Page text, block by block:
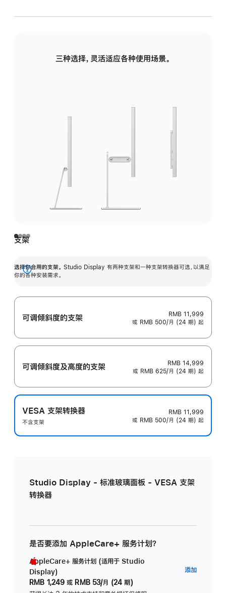
三种选择，灵活适应各种使用场景。
支架
选择你合用的支架。 Studio Display 有两种支架和一种支架转换器可选，以满足
你的各种安装需求。
展
可调倾斜度的支架
RMB 11,999
或 RMB 500/月 (24 期) 起
可调倾斜度及高‍度的支‍架
RMB 14,999
或 RMB 625/月 (24 期) 起
VESA 支架转换器
不含支架
RMB 11,999
或 RMB 500/月 (24 期) 起
Studio Display - 标准玻璃面板 - VESA 支架
转换器
是否要添加 AppleCare+ 服务计划？
AppleCare+ 服务计划 (适用于 Studio
Display)
RMB 1,249 或 RMB 53/月 (24 期)
添加